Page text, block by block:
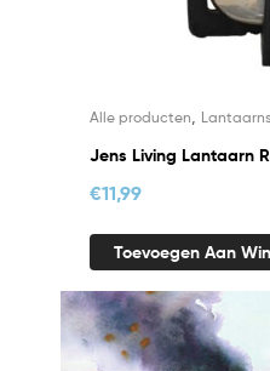
Alle producten
Jens Living Lantaarn
€11,99
Toevoegen Aan